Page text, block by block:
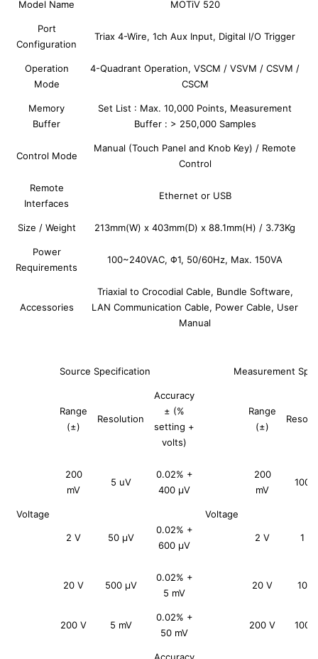
Model Name MOTiV 520
Port
Configuration
Triax 4-Wire, 1ch Aux Input, Digital I/O Trigger
Operation
Mode
4-Quadrant Operation, VSCM / VSVM / CSVM /
CSCM
Memory
Buffer
Set List : Max. 10,000 Points, Measurement
Buffer : > 250,000 Samples
Control Mode
Manual (Touch Panel and Knob Key) / Remote
Control
Remote
Interfaces
Ethernet or USB
Size / Weight 213mm(W) x 403mm(D) x 88.1mm(H) / 3.73Kg
Power
Requirements
100~240VAC, Φ1, 50/60Hz, Max. 150VA
Accessories
Triaxial to Crocodial Cable, Bundle Software,
LAN Communication Cable, Power Cable, User
Manual
Source Specification Measurement
Voltage
Range
(±)
Resolution
Accuracy
± (%
setting +
volts)
Voltage
Range
(±)
200
mV
5 uV
0.02% +
400 μV
200
mV
100
2 V 50 μV
0.02% +
600 μV
2 V 1
20 V 500 μV
0.02% +
5 mV
20 V 10
200 V 5 mV
0.02% +
50 mV
200 V 100